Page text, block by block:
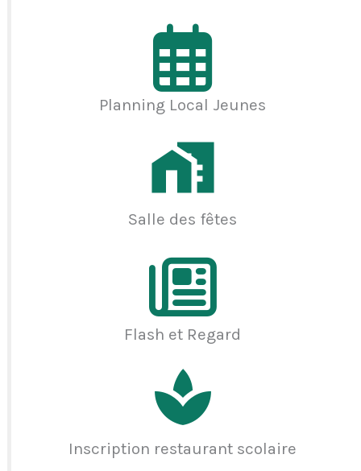
Planning Local Jeunes
Salle des fêtes
Flash et Regard
Inscription restaurant scolaire